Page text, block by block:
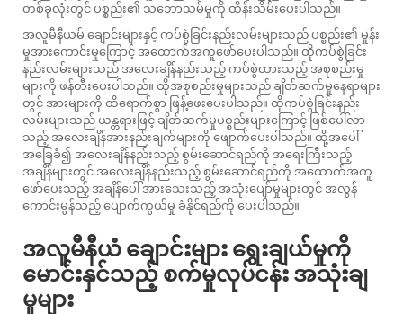
တစ်ခုလုံးတွင် ပစ္စည်း၏ သဘောသမ်မှုကို ထိန်းသိမ်းပေးပါသည်။
အလူမီနီယမ် ချောင်းများနှင့် ကပ်စွဲခြင်းနည်းလမ်းများသည် ပစ္စည်း၏ မှုန်း
မှုအားကောင်းမှုကြောင့် အထောက်အကူဖော်ပေးပါသည်။ ထိုကပ်စွဲခြင်း
နည်းလမ်းများသည် အလေးချိန်နည်းသည့် ကပ်စွဲထားသည့် အစုစည်းမှု
များကို ဖန်တီးပေးပါသည်။ ထိုအစုစည်းမှုများသည် ချိတ်ဆက်မှုနေရာများ
တွင် အားများကို ထိရောက်စွာ ဖြန့်ဖေးပေးပါသည်။ ထိုကပ်စွဲခြင်းနည်း
လမ်းများသည် ယန္တရားဖြင့် ချိတ်ဆက်မှုပစ္စည်းများကြောင့် ဖြစ်ပေါ်လာ
သည့် အလေးချိန်အားနည်းချက်များကို ဖျောက်ပေးပါသည်။ ထို့အပေါ်
အခြေခံ၍ အလေးချိန်နည်းသည့် စွမ်းဆောင်ရည်ကို အရေးကြီးသည့်
အချိန်များတွင် အလေးချိန်နည်းသည့် စွမ်းဆောင်ရည်ကို အထောက်အကူ
ဖော်ပေးသည့် အချိန်ပေါ် အားသေးသည့် အသုံးပျော်မှုများတွင် အလွန်
ကောင်းမွန်သည့် ပျောက်ကွယ်မှု ခံနိုင်ရည်ကို ပေးပါသည်။
အလူမီနီယံ ချောင်းများ ရွေးချယ်မှုကို
မောင်းနှင်သည့် စက်မှုလုပ်ငန်း အသုံးချ
မှုများ